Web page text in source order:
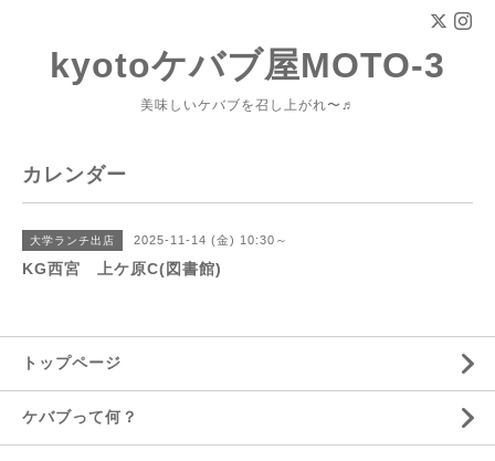
kyotoケバブ屋MOTO-3
美味しいケバブを召し上がれ〜♬
カレンダー
大学ランチ出店 2025-11-14 (金) 10:30～
KG西宮 上ケ原C(図書館)
トップページ
ケバブって何？